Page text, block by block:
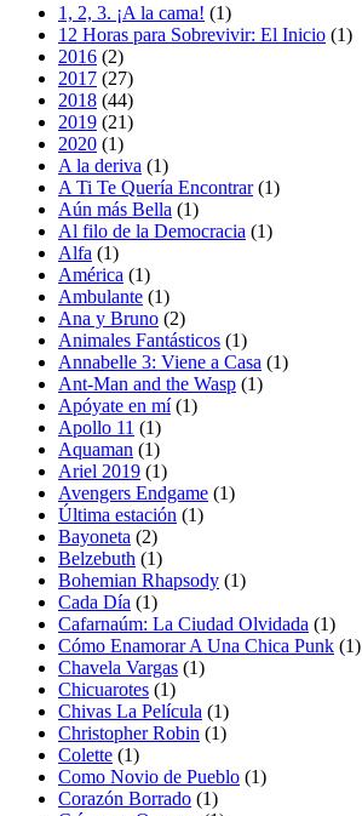
1, 2, 3. ¡A la cama! (1)
12 Horas para Sobrevivir: El Inicio (1)
2016 (2)
2017 (27)
2018 (44)
2019 (21)
2020 (1)
A la deriva (1)
A Ti Te Quería Encontrar(1)
Aún más Bella (1)
Al filo de la Democracia (1)
Alfa (1)
América (1)
Ambulante (1)
Ana y Bruno (2)
Animales Fantásticos (1)
Annabelle 3: Viene a Casa (1)
Ant-Man and the Wasp (1)
Apóyate en mí(1)
Apollo 11 (1)
Aquaman (1)
Ariel 2019 (1)
Avengers Endgame (1)
Última estación (1)
Bayoneta (2)
Belzebuth (1)
Bohemian Rhapsody (1)
Cada Día (1)
Cafarnaúm: La Ciudad Olvidada (1)
Cómo Enamorar A Una Chica Punk (1)
Chavela Vargas (1)
Chicuarotes (1)
Chivas La Película (1)
Christopher Robin (1)
Colette (1)
Como Novio de Pueblo (1)
Corazón Borrado (1)